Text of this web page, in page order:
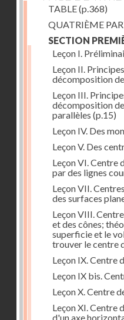
TABLE(p.368)
QUATRIÈME
SECTION
Leçon I.
Leçon II.
décomposition
Leçon III.
décomposition
parallèles (p.15)
Leçon IV. Des
Leçon V. Des
Leçon VI. Centre
par des lignes
Leçon VII.
des surfaces
Leçon VIII.
et des cônes;
superficie et le
trouver le centre
Leçon IX. Centre
Leçon IX bis.
Leçon X. Centre
Leçon XI. Centre
d'un axe